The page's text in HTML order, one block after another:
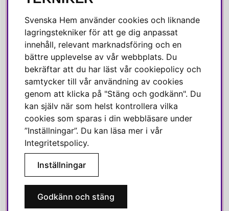
Instagram
Linkedin
Pinterest
SVENSKA HEM
Varmt välkommen till Svenska Hem!
Vi värdesätter våra kunder högt och finns här för att hjälpa dig
om du har några frågor eller vill ha inspiration.
010-35 00 610
Våra butiker
Svenska Hem använder cookies och liknande
lagringstekniker för att ge dig anpassat
innehåll, relevant marknadsföring och en
bättre upplevelse av vår webbplats. Du
bekräftar att du har läst vår cookiepolicy och
samtycker till vår användning av cookies
genom att klicka på "Stäng och godkänn". Du
kan själv när som helst kontrollera vilka
cookies som sparas i din webbläsare under
”Inställningar”. Du kan läsa mer i vår
Integritetspolicy.
Inställningar
Godkänn och stäng